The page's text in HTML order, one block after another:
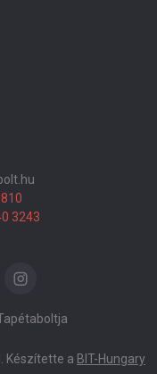
3243
Készítette a BIT-Hungary